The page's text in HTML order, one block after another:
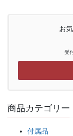
お
受
商品カテゴリー
付属品